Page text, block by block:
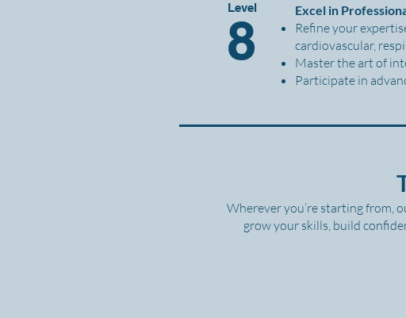
8
Level Excel in
Refine your
cardiovascular,
Master the art of
Participate in
Wherever you’re starting from,
grow your skills, build